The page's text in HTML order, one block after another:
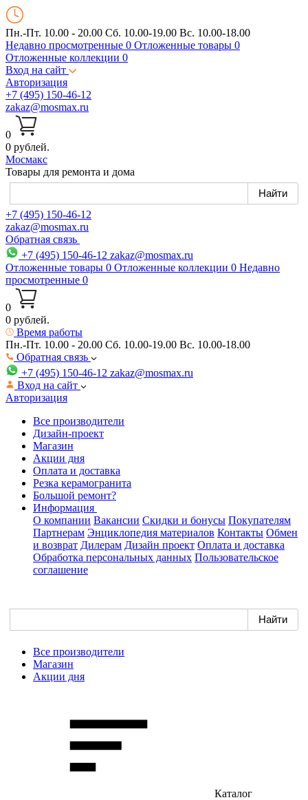
Пн.-Пт. 10.00 - 20.00 Сб. 10.00-19.00 Вс. 10.00-18.00
Недавно просмотренные 0 Отложенные товары 0
Отложенные коллекции 0
Вход на сайт
Авторизация
+7 (495) 150-46-12
zakaz@mosmax.ru
0
0 рублей.
Мосмакс
Товары для ремонта и дома
+7 (495) 150-46-12
zakaz@mosmax.ru
Обратная связь
+7 (495) 150-46-12 zakaz@mosmax.ru
Отложенные товары 0 Отложенные коллекции 0 Недавно
просмотренные 0
0
0 рублей.
Время работы
Пн.-Пт. 10.00 - 20.00 Сб. 10.00-19.00 Вс. 10.00-18.00
Обратная связь
+7 (495) 150-46-12 zakaz@mosmax.ru
Вход на сайт
Авторизация
Все производители
Дизайн-проект
Магазин
Акции дня
Оплата и доставка
Резка керамогранита
Большой ремонт?
Информация
О компании Вакансии Скидки и бонусы Покупателям
Партнерам Энциклопедия материалов Контакты Обмен
и возврат Дилерам Дизайн проект Оплата и доставка
Обработка персональных данных Пользовательское
соглашение
Все производители
Магазин
Акции дня
Каталог